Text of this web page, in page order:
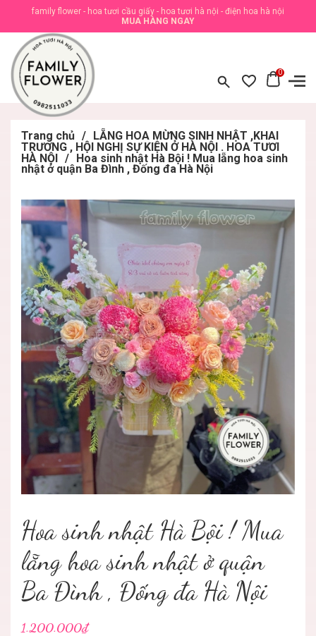
family flower - hoa tươi cầu giấy - hoa tươi hà nội - điện hoa hà nội
MUA HÀNG NGAY
0
Trang chủ / LẴNG HOA MỪNG SINH NHẬT ,KHAI
TRƯƠNG , HỘI NGHỊ SỰ KIỆN Ở HÀ NỘI . HOA TƯƠI
HÀ NỘI / Hoa sinh nhật Hà Bội ! Mua lẵng hoa sinh
nhật ở quận Ba Đình , Đống đa Hà Nội
Hoa sinh nhật Hà Bội ! Mua
lẵng hoa sinh nhật ở quận
Ba Đình , Đống đa Hà Nội
1.200.000₫